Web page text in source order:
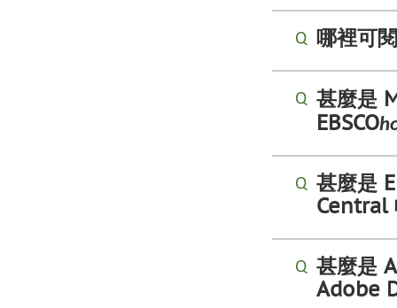
哪裡可
甚麼是
EBSCO
甚麼是
Central
甚麼是
Adobe